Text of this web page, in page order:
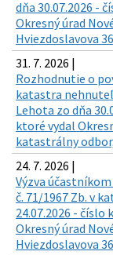
dňa 30.07.2026 -
Okresný úrad
Hviezdoslavova
31. 7. 2026 |
Rozhodnutie o
katastra
Lehota zo dňa
ktoré vydal
katastrálny
24. 7. 2026 |
Výzva
č. 71/1967 Zb. v
24.07.2026 - číslo
Okresný úrad
Hviezdoslavova